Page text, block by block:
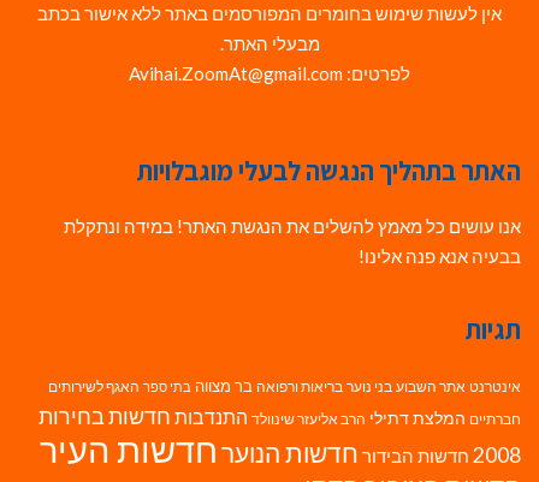
אין לעשות שימוש בחומרים המפורסמים באתר ללא אישור בכתב
מבעלי האתר.
לפרטים: Avihai.ZoomAt@gmail.com
האתר בתהליך הנגשה לבעלי מוגבלויות
אנו עושים כל מאמץ להשלים את הנגשת האתר! במידה ונתקלת
בבעיה אנא פנה אלינו!
תגיות
אינטרנט אתר השבוע בני נוער בריאות ורפואה בר מצווה בתי ספר האגף לשירותים
חברתיים המלצת דתילי הרב אליעזר שינוולד התנדבות חדשות בחירות
2008 חדשות הבידור חדשות הנוערחדשות העיר